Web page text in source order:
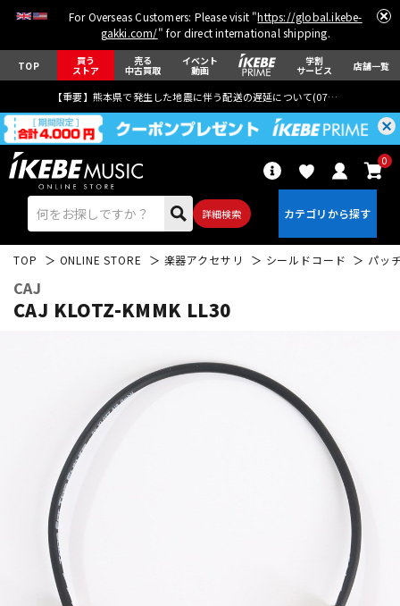
For Overseas Customers: Please visit "https://global.ikebe-
gakki.com/" for direct international shipping.
TOP 買う
ストア
売る
中古買取
イベント
動画
学割
サービス 店舗一覧
【重要】熊本県で発生した地震に伴う配送の遅延について(07月29日
詳細検索
0
ベース ウクレレ
TOP ONLINE STORE 楽器アクセサリ シールドコード パッ
CAJ
CAJ KLOTZ-KMMK LL30